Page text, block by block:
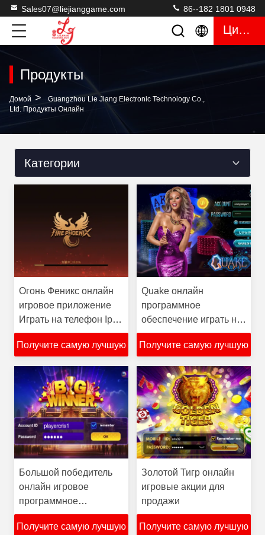
Sales07@liejianggame.com 86--182 1801 0948
Цитата
Продукты
Домой >
Guangzhou Lie Jiang Electronic Technology Co.,
Ltd. Продукты Онлайн
Категории
Огонь Феникс онлайн
игровое приложение
Играть на телефон Ipad
Компьютер или
машины для продажи
Получите самую лучшую
цену
Quake онлайн
программное
обеспечение играть на
телефоне компьютер
Ipad игровые кредиты
Получите самую лучшую
цену
Большой победитель
онлайн игровое
программное
обеспечение играть на
телефоне Компьютер
Получите самую лучшую
Золотой Тигр онлайн
игровые акции для
продажи
Получите самую лучшую